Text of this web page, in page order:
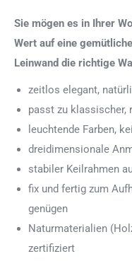
Sie mögen es in Ihrer
Wert auf eine
Leinwand die richtige
zeitlos elegant,
passt zu klassischer,
leuchtende Farben,
dreidimensionale
stabiler Keilrahmen
fix und fertig zum
genügen
Naturmaterialien
zertifiziert